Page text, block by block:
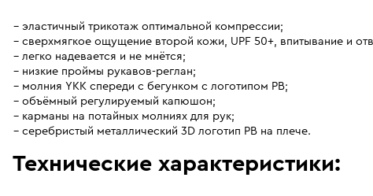
эластичный трикотаж оптимальной компрессии;
сверхмягкое ощущение второй кожи, UPF 50+, впитывание и
легко надевается и не мнётся;
низкие проймы рукавов-реглан;
молния YKK спереди с бегунком с логотипом PB;
объёмный регулируемый капюшон;
карманы на потайных молниях для рук;
серебристый металлический 3D логотип PB на плече.
Технические характеристики: